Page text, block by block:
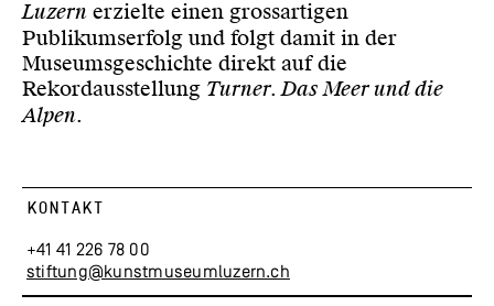
Luzern erzielte einen grossartigen
Publikumserfolg und folgt damit in der
Museumsgeschichte direkt auf die
Rekordausstellung Turner. Das Meer und die
Alpen.
KONTAKT
+41 41 226 78 00
stiftung@kunstmuseumluzern.ch